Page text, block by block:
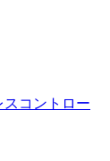
スコントロー